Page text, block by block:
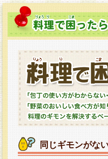
同じギモンがな